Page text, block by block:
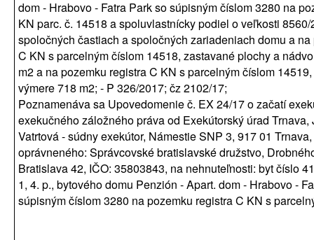
dom - Hrabovo - Fatra Park so súpisným číslom 3280 na
KN parc. č. 14518 a spoluvlastnícky podiel o veľkosti
spoločných častiach a spoločných zariadeniach domu a
C KN s parcelným číslom 14518, zastavané plochy a
m2 a na pozemku registra C KN s parcelným číslom
výmere 718 m2; - P 326/2017; čz 2102/17;
Poznamenáva sa Upovedomenie č. EX 24/17 o začatí
exekučného záložného práva od Exekútorský úrad Trnava,
Vatrtová - súdny exekútor, Námestie SNP 3, 917 01
oprávneného: Správcovské bratislavské družstvo,
Bratislava 42, IČO: 35803843, na nehnuteľnosti: byt číslo
1, 4. p., bytového domu Penzión - Apart. dom - Hrabovo -
súpisným číslom 3280 na pozemku registra C KN s